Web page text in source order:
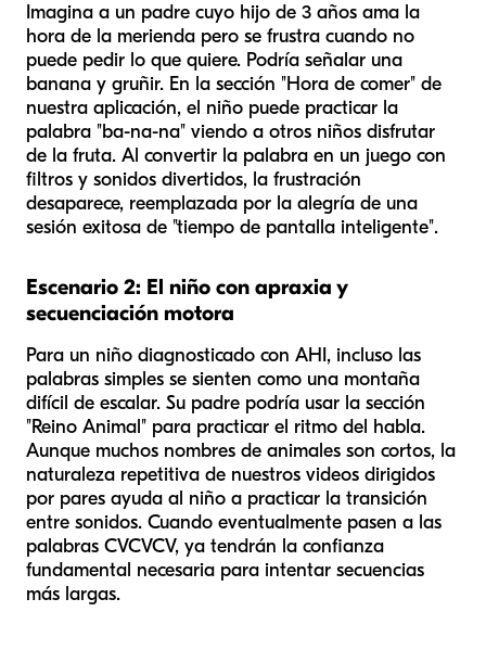
Imagina a un padre cuyo hijo de 3 años ama la
hora de la merienda pero se frustra cuando no
puede pedir lo que quiere. Podría señalar una
banana y gruñir. En la sección "Hora de comer" de
nuestra aplicación, el niño puede practicar la
palabra "ba-na-na" viendo a otros niños disfrutar
de la fruta. Al convertir la palabra en un juego con
filtros y sonidos divertidos, la frustración
desaparece, reemplazada por la alegría de una
sesión exitosa de "tiempo de pantalla inteligente".
Escenario 2: El niño con apraxia y
secuenciación motora
Para un niño diagnosticado con AHI, incluso las
palabras simples se sienten como una montaña
difícil de escalar. Su padre podría usar la sección
"Reino Animal" para practicar el ritmo del habla.
Aunque muchos nombres de animales son cortos, la
naturaleza repetitiva de nuestros videos dirigidos
por pares ayuda al niño a practicar la transición
entre sonidos. Cuando eventualmente pasen a las
palabras CVCVCV, ya tendrán la confianza
fundamental necesaria para intentar secuencias
más largas.